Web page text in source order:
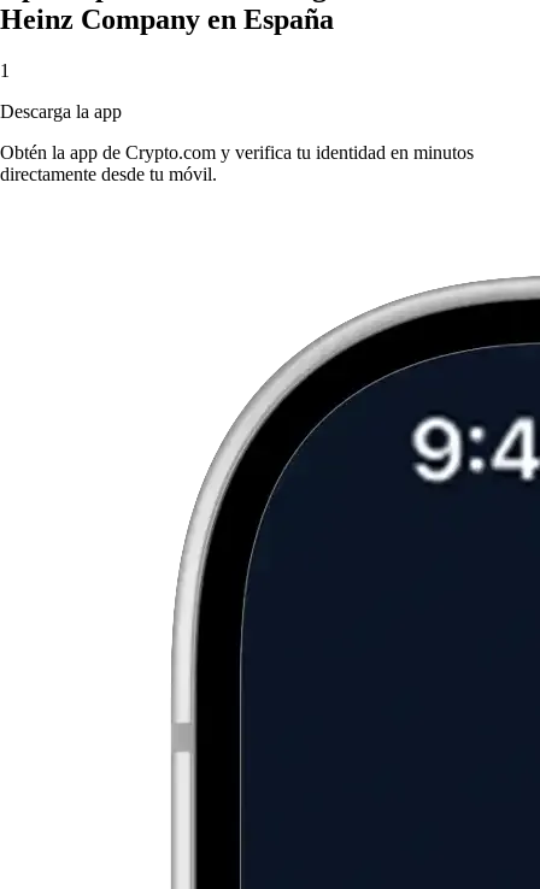
Heinz Company en España
1
Descarga la app
Obtén la app de Crypto.com y verifica tu identidad en minutos
directamente desde tu móvil.